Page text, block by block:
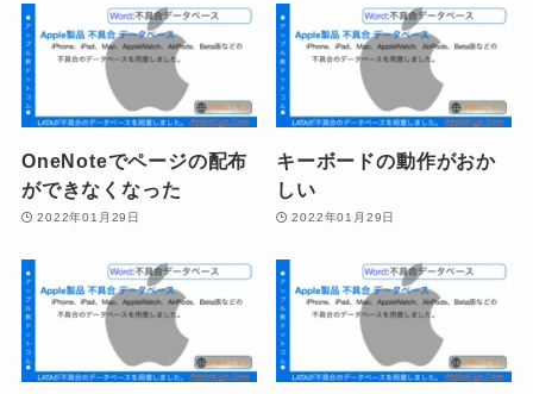
OneNoteでページの配布
ができなくなった
2022年01月29日
キーボードの動作がおか
しい
2022年01月29日